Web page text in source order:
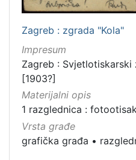
Zagreb : zgrada "Kola"
Impresum
Zagreb : Svjetlotiskarski
[1903?]
Materijalni opis
1 razglednica :
Vrsta građe
grafička građa •